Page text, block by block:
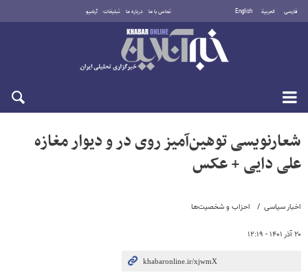
فارسی العربية English تماس با ما درباره ما تبلیغات آرشیو
جمعه ۱۶ مرداد ۱۴۰۵
اخبار سیاسی احزاب و شخصیت‌ها
۲۰ آذر ۱۴۰۱ - ۱۲:۱۹
شعارنویسی توهین‌آمیز روی در و دیوار مغازه
علی دایی + عکس